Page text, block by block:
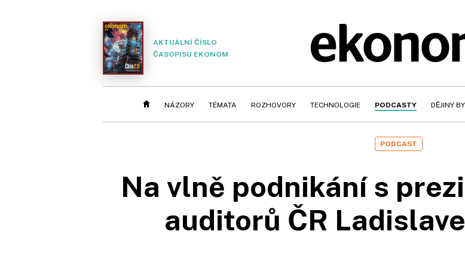
AKTUÁLNÍ ČÍSLO
ČASOPISU EKONOM
NÁZORY TÉMATA ROZHOVORY TECHNOLOGIE PODCASTY DĚJINY
PODCAST
Na vlně podnikání s
auditorů ČR